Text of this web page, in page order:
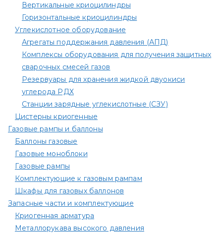
Вертикальные криоцилиндры
Горизонтальные криоцилиндры
Углекислотное оборудование
Агрегаты поддержания давления (АПД)
Комплексы оборудования для получения защитных
сварочных смесей газов
Резервуары для хранения жидкой двуокиси
углерода РДХ
Станции зарядные углекислотные (СЗУ)
Цистерны криогенные
Газовые рампы и баллоны
Баллоны газовые
Газовые моноблоки
Газовые рампы
Комплектующие к газовым рампам​
Шкафы для газовых баллонов
Запасные части и комплектующие
Криогенная арматура
Металлорукава высокого давления